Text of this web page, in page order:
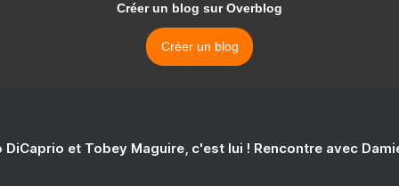
Créer un blog sur Overblog
Créer un blog
DiCaprio et Tobey Maguire, c'est lui ! Rencontre avec